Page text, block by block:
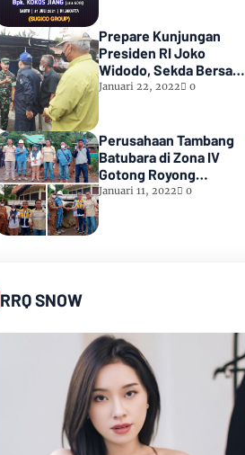
Prepare Kunjungan
Presiden RI Joko
Widodo, Sekda Bersama
Forkopimda Muara Enim
Januari 22, 2022 0
Perusahaan Tambang
Batubara di Zona IV
Gotong Royong
Memperbaiki Jalan
Januari 11, 2022 0
RRQ SNOW